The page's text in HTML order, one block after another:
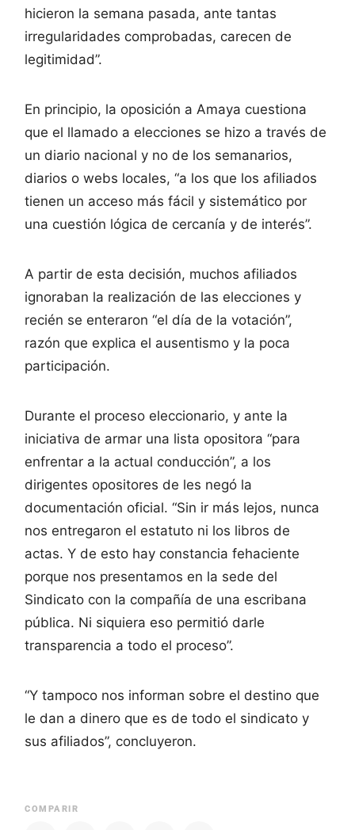
hicieron la semana pasada, ante tantas
irregularidades comprobadas, carecen de
legitimidad”.
En principio, la oposición a Amaya cuestiona
que el llamado a elecciones se hizo a través de
un diario nacional y no de los semanarios,
diarios o webs locales, “a los que los afiliados
tienen un acceso más fácil y sistemático por
una cuestión lógica de cercanía y de interés”.
A partir de esta decisión, muchos afiliados
ignoraban la realización de las elecciones y
recién se enteraron “el día de la votación”,
razón que explica el ausentismo y la poca
participación.
Durante el proceso eleccionario, y ante la
iniciativa de armar una lista opositora “para
enfrentar a la actual conducción”, a los
dirigentes opositores de les negó la
documentación oficial. “Sin ir más lejos, nunca
nos entregaron el estatuto ni los libros de
actas. Y de esto hay constancia fehaciente
porque nos presentamos en la sede del
Sindicato con la compañía de una escribana
pública. Ni siquiera eso permitió darle
transparencia a todo el proceso”.
“Y tampoco nos informan sobre el destino que
le dan a dinero que es de todo el sindicato y
sus afiliados”, concluyeron.
COMPARIR